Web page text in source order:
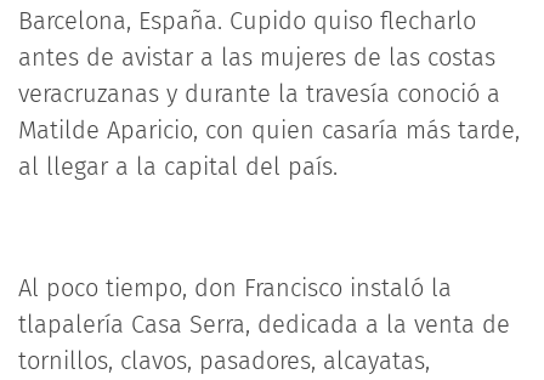
Barcelona, España. Cupido quiso flecharlo
antes de avistar a las mujeres de las costas
veracruzanas y durante la travesía conoció a
Matilde Aparicio, con quien casaría más tarde,
al llegar a la capital del país.
Al poco tiempo, don Francisco instaló la
tlapalería Casa Serra, dedicada a la venta de
tornillos, clavos, pasadores, alcayatas,